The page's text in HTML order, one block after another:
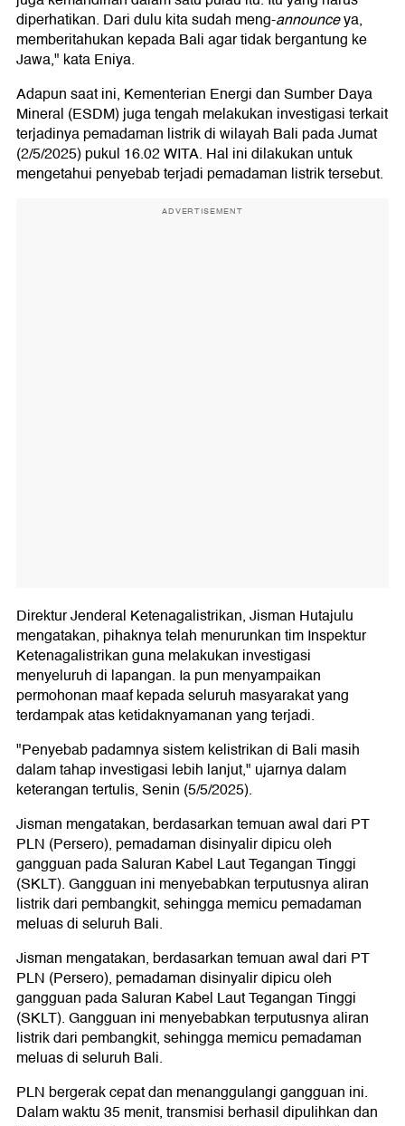
diperhatikan. Dari dulu kita sudah meng-announceya,
memberitahukan kepada Bali agar tidak bergantung ke
Jawa," kata Eniya.
Adapun saat ini, Kementerian Energi dan Sumber Daya
Mineral (ESDM) juga tengah melakukan investigasi terkait
terjadinya pemadaman listrik di wilayah Bali pada Jumat
(2/5/2025) pukul 16.02 WITA. Hal ini dilakukan untuk
mengetahui penyebab terjadi pemadaman listrik tersebut.
ADVERTISEMENT
Direktur Jenderal Ketenagalistrikan, Jisman Hutajulu
mengatakan, pihaknya telah menurunkan tim Inspektur
Ketenagalistrikan guna melakukan investigasi
menyeluruh di lapangan. Ia pun menyampaikan
permohonan maaf kepada seluruh masyarakat yang
terdampak atas ketidaknyamanan yang terjadi.
"Penyebab padamnya sistem kelistrikan di Bali masih
dalam tahap investigasi lebih lanjut," ujarnya dalam
keterangan tertulis, Senin (5/5/2025).
Jisman mengatakan, berdasarkan temuan awal dari PT
PLN (Persero), pemadaman disinyalir dipicu oleh
gangguan pada Saluran Kabel Laut Tegangan Tinggi
(SKLT). Gangguan ini menyebabkan terputusnya aliran
listrik dari pembangkit, sehingga memicu pemadaman
meluas di seluruh Bali.
Jisman mengatakan, berdasarkan temuan awal dari PT
PLN (Persero), pemadaman disinyalir dipicu oleh
gangguan pada Saluran Kabel Laut Tegangan Tinggi
(SKLT). Gangguan ini menyebabkan terputusnya aliran
listrik dari pembangkit, sehingga memicu pemadaman
meluas di seluruh Bali.
PLN bergerak cepat dan menanggulangi gangguan ini.
Dalam waktu 35 menit, transmisi berhasil dipulihkan dan